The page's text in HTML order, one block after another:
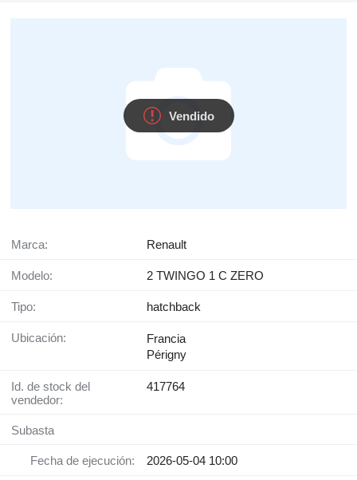
Vendido
Marca: Renault
Modelo: 2 TWINGO 1 C ZERO
Tipo: hatchback
Ubicación:
Francia
Périgny
Id. de stock del
vendedor:
417764
Subasta
Fecha de ejecución: 2026-05-04 10:00